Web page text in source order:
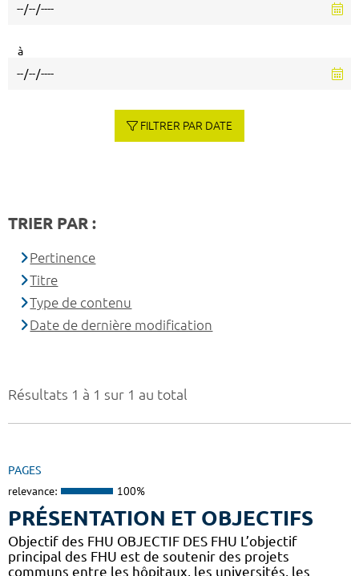
Résultats 1 à 1 sur 1 au total
PAGES
relevance: 100%
PRÉSENTATION ET OBJECTIFS
Objectif des FHU OBJECTIF DES FHU L’objectif
principal des FHU est de soutenir des projets
communs entre les hôpitaux, les universités, les
à
FILTRER PAR DATE
TRIER PAR :
Pertinence
Titre
Type de contenu
Date de dernière modification